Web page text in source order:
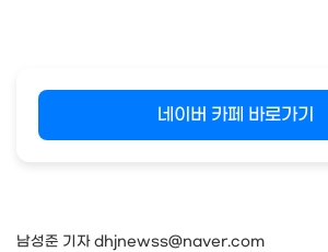
네이버 카페 바로가기
남성준 기자 dhjnewss@naver.com